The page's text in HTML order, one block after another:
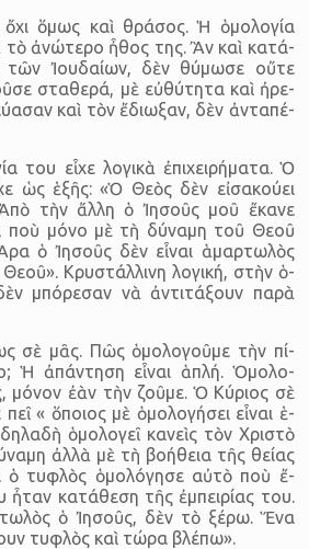
ὅ­μως καὶ θρά­σος. Ἡ ὁ­μο­λο­γία
τὸ ἀ­νώ­τερο ἦ­θος της. Ἂν καὶ κα­τά­
τῶν Ἰ­ου­δαίων, δὲν θύ­μωσε οὔτε
στα­θερά, μὲ εὐ­θύ­τητα καὶ ἠ­ρε­
καὶ τὸν ἔ­δι­ω­ξαν, δὲν ἀν­τα­πέ­
του εἶχε λο­γικὰ ἐ­πι­χει­ρή­ματα. Ὁ
ὡς ἑ­ξῆς: «Ὁ Θεὸς δὲν εἰ­σα­κούει
τὴν ἄλλη ὁ Ἰ­η­σοῦς μοῦ ἔ­κανε
ποὺ μόνο μὲ τὴ δύ­ναμη τοῦ Θεοῦ
ὁ Ἰ­η­σοῦς δὲν εἶ­ναι ἁ­μαρ­τω­λὸς
Κρυ­στάλ­λινη λογική, στὴν ὁ­
μπό­ρε­σαν νὰ ἀν­τι­τά­ξουν παρὰ
σὲ μᾶς. Πῶς ὁ­μο­λο­γοῦμε τὴν πί­
Ἡ ἀ­πάν­τηση εἶ­ναι ἁ­πλή. Ὁ­μο­λο­
μό­νον ἐὰν τὴν ζοῦμε. Ὁ Κύριος σὲ
« ὅ­ποιος μὲ ὁ­μο­λο­γή­σει εἶ­ναι ἑ­
ὁ­μο­λο­γεῖ κα­νεὶς τὸν Χρι­στὸ
ἀλλὰ μὲ τὴ βο­ή­θεια τῆς θείας
ὁ τυ­φλὸς ὁ­μο­λό­γησε αὐτὸ ποὺ ἔ­
ἦ­ταν κα­τά­θεση τῆς ἐμ­πει­ρίας του.
ὁ Ἰ­η­σοῦς, δὲν τὸ ξέρω. Ἕνα
τυ­φλὸς καὶ τώρα βλέπω».